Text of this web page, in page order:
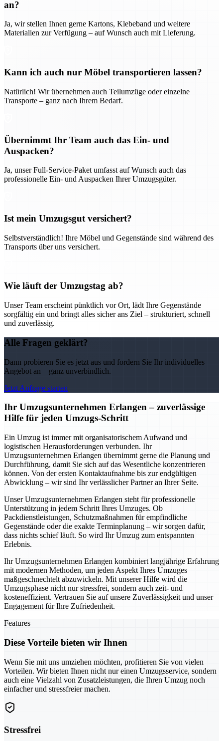
an?
Ja, wir stellen Ihnen gerne Kartons, Klebeband und weitere
Materialien zur Verfügung – auf Wunsch auch mit Lieferung.
Kann ich auch nur Möbel transportieren lassen?
Natürlich! Wir übernehmen auch Teilumzüge oder einzelne
Transporte – ganz nach Ihrem Bedarf.
Übernimmt Ihr Team auch das Ein- und
Auspacken?
Ja, unser Full-Service-Paket umfasst auf Wunsch auch das
professionelle Ein- und Auspacken Ihrer Umzugsgüter.
Ist mein Umzugsgut versichert?
Selbstverständlich! Ihre Möbel und Gegenstände sind während des
Transports über uns versichert.
Wie läuft der Umzugstag ab?
Unser Team erscheint pünktlich vor Ort, lädt Ihre Gegenstände
sorgfältig ein und bringt alles sicher ans Ziel – strukturiert, schnell
und zuverlässig.
Alle Fragen geklärt?
Dann probieren Sie es jetzt aus und fordern Sie Ihr individuelles
Angebot an – ganz unverbindlich.
Jetzt Anfrage starten
Ihr Umzugsunternehmen Erlangen – zuverlässige
Hilfe für jeden Umzugs-Schritt
Ein Umzug ist immer mit organisatorischem Aufwand und
logistischen Herausforderungen verbunden. Ihr
Umzugsunternehmen Erlangen übernimmt gerne die Planung und
Durchführung, damit Sie sich auf das Wesentliche konzentrieren
können. Von der ersten Kontaktaufnahme bis zur endgültigen
Abwicklung – wir sind Ihr verlässlicher Partner an Ihrer Seite.
Unser Umzugsunternehmen Erlangen steht für professionelle
Unterstützung in jedem Schritt Ihres Umzuges. Ob
Packdienstleistungen, Schutzmaßnahmen für empfindliche
Gegenstände oder die exakte Terminplanung – wir sorgen dafür,
dass nichts schief läuft. So wird Ihr Umzug zum entspannten
Erlebnis.
Ihr Umzugsunternehmen Erlangen kombiniert langjährige Erfahrung
mit modernen Methoden, um jeden Aspekt Ihres Umzuges
maßgeschnechtelt abzuwickeln. Mit unserer Hilfe wird die
Umzugsphase nicht nur stressfrei, sondern auch zeit- und
kosteneffizient. Vertrauen Sie auf unsere Zuverlässigkeit und unser
Engagement für Ihre Zufriedenheit.
Features
Diese Vorteile bieten wir Ihnen
Wenn Sie mit uns umziehen möchten, profitieren Sie von vielen
Vorteilen. Wir bieten Ihnen nicht nur einen Umzugsservice, sondern
auch eine Vielzahl von Zusatzleistungen, die Ihren Umzug noch
einfacher und stressfreier machen.
Stressfrei